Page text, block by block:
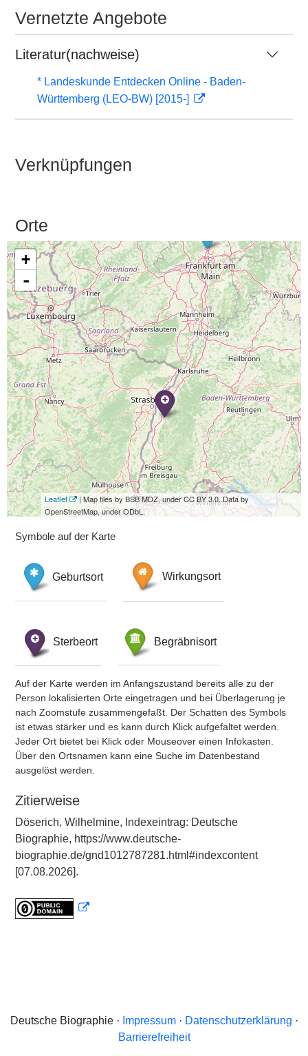
Vernetzte Angebote
Literatur(nachweise)
* Landeskunde Entdecken Online - Baden-
Württemberg (LEO-BW) [2015-]
Verknüpfungen
Orte
+
-
Leaflet
| Map tiles by BSB MDZ, under CC BY 3.0. Data by
OpenStreetMap, under ODbL.
Symbole auf der Karte
Geburtsort Wirkungsort
Sterbeort Begräbnisort
Auf der Karte werden im Anfangszustand bereits alle zu der
Person lokalisierten Orte eingetragen und bei Überlagerung je
nach Zoomstufe zusammengefaßt. Der Schatten des Symbols
ist etwas stärker und es kann durch Klick aufgefaltet werden.
Jeder Ort bietet bei Klick oder Mouseover einen Infokasten.
Über den Ortsnamen kann eine Suche im Datenbestand
ausgelöst werden.
Zitierweise
Döserich, Wilhelmine, Indexeintrag: Deutsche
Biographie, https://www.deutsche-
biographie.de/gnd1012787281.html#indexcontent
[07.08.2026].
Deutsche Biographie · Impressum· Datenschutzerklärung ·
Barrierefreiheit